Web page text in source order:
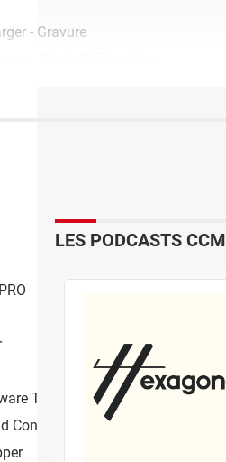
- Gravure
Toolkit
Converter
LES PODCASTS CCM